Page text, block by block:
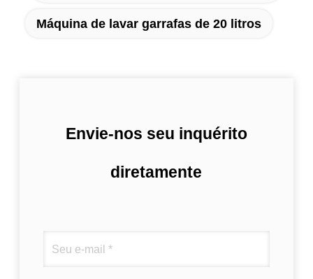
Máquina de lavar garrafas de 20 litros
Envie-nos seu inquérito
diretamente